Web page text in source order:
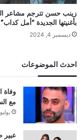
زينب حسن تترجم مشاعر
بأغنيتها الجديدة “أمل كداب”
ديسمبر 4, 2024
احدث الموضوعات
وفاة
مع
يوليو 19, 2026
عبير